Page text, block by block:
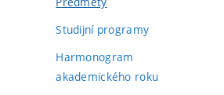
Studijní programy
Harmonogram
akademického roku